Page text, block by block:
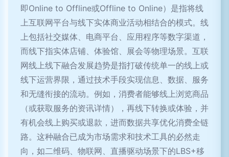
即Online to Offline或Offline to Online）是指将线
上互联网平台与线下实体商业活动相结合的模式。线
上包括社交媒体、电商平台、应用程序等数字渠道，
而线下指实体店铺、体验馆、展会等物理场景。互联
网线上线下融合发展趋势是指打破传统单一的线上或
线下运营界限，通过技术手段实现信息、数据、服务
和无缝衔接的流动。例如，消费者能够线上浏览商品
（或获取服务的资讯详情），再线下转换或体验，并
有机会线上购买或退款，进而数据共享优化消费全链
路。这种融合已成为市场需求和技术工具的必然走
向，如二维码、物联网、直播驱动场景下的LBS+移